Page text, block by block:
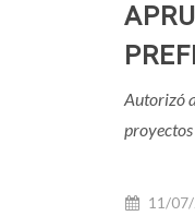
Autorizó
11/